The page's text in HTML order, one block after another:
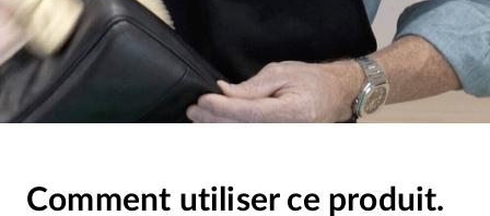
Comment utiliser ce produit.